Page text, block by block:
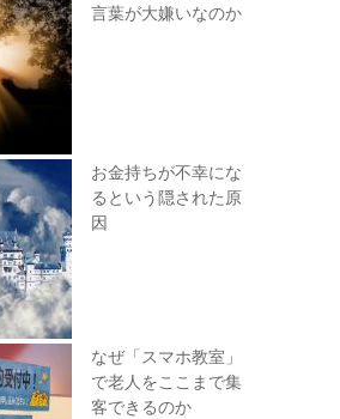
言葉が大嫌いなのか
お金持ちが不幸にな
るという隠された原
因
なぜ「スマホ教室」
で老人をここまで集
客できるのか